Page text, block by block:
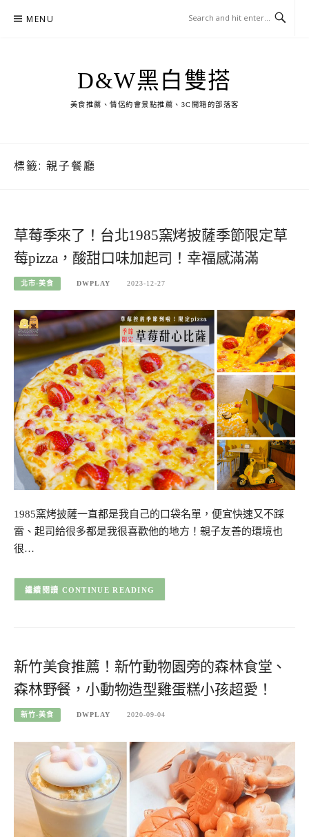
MENU
D&W黑白雙搭
美食推薦、情侶約會景點推薦、3C開箱的部落客
標籤: 親子餐廳
草莓季來了！台北1985窯烤披薩季節限定草
莓pizza，酸甜口味加起司！幸福感滿滿
北市-美食 DWPLAY 2023-12-27
1985窯烤披薩一直都是我自己的口袋名單，便宜快速又不踩
雷、起司給很多都是我很喜歡他的地方！親子友善的環境也
很…
CONTINUE READING
新竹美食推薦！新竹動物園旁的森林食堂、
森林野餐，小動物造型雞蛋糕小孩超愛！
新竹-美食 DWPLAY 2020-09-04